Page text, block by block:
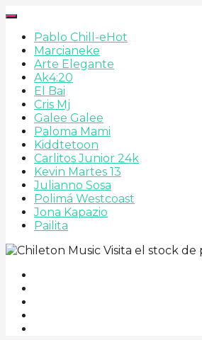
Pablo Chill-eHot
Marcianeke
Arte Elegante
Ak4:20
El Bai
Cris Mj
Galee Galee
Paloma Mami
Kiddtetoon
Carlitos Junior 24k
Kevin Martes 13
Julianno Sosa
Polimá Westcoast
Jona Kapazio
Pailita
Visita el stock de